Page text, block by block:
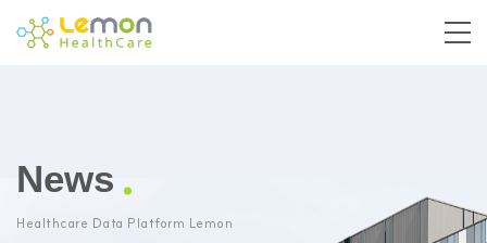
News
Healthcare Data Platform Lemon